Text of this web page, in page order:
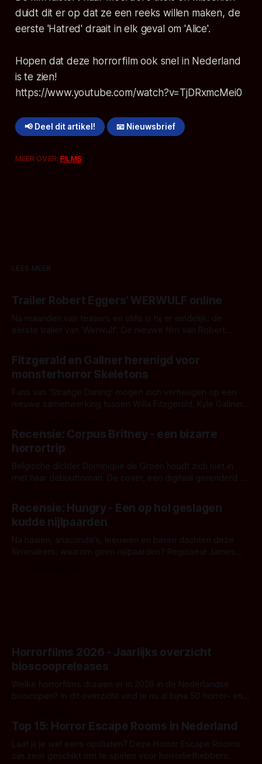
duidt dit er op dat ze een reeks willen maken, de
eerste 'Hatred' draait in elk geval om 'Alice'.
Hopen dat deze horrorfilm ook snel in Nederland
is te zien!
https://www.youtube.com/watch?v=TjDRxmcMei0
📢 Deel dit artikel! 📧 Nieuwsbrief
MEER OVER:FILMS
LEES MEER
Trailer Robert Eggers' WERWULF online
Na maanden van teasers en stills is hij er eindelijk: de
eerste trailer van 'Werwulf'. De nieuwe film van Robert
kille stijl vol folklore en mythe. Het topic deze keer is (kon
het het al raden?)... de weerwolf. Kijk je mee?
Fitzgerald en Gallner herenigd voor
monsterhorror Skeletons
Fans van 'Strange Darling' mogen zich verheugen op een
nieuwe samenwerking tussen Willa Fitzgerald, Kyle Gallner
'Skeletons', een nieuwe creature feature waarvoor de
opnames zijn gestart in Australië.
Recensie: Corpus Britney - een bizarre
horrortrip
Belgische dichter Dominique de Groen houdt zich niet in
met haar debuutroman. De cover, een digitaal gerenderd en
achtergrond, belooft iets kleurrijks maar onheilspellends,
iets ongrijpbaars. En dat maakt De Groen met ieder woord
waar.
Recensie: Hungry - Een op hol geslagen
kudde nijlpaarden
Na haaien, anaconda's, leeuwen en beren dachten deze
filmmakers: waarom geen nijlpaarden? Regisseur James
Horrorfilms 2026 - Jaarlijks overzicht
bioscoopreleases
Welke horrorfilms draaien er in 2026 in de Nederlandse
bioscopen? In dit overzicht vind je nu al bijna 50 horror- en
Top 15: Horror Escape Rooms in Nederland
Laat jij je wel eens opsluiten? Deze Horror Escape Rooms
zijn zeer geschikt om te spelen voor horrorliefhebbers.